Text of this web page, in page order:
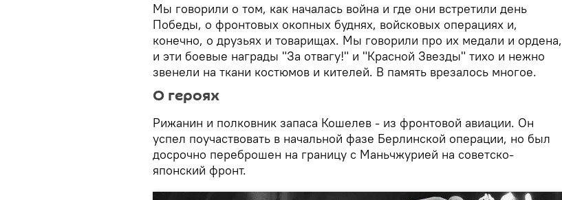
Мы говорили о том, как началась война и где они встретили день
Победы, о фронтовых окопных буднях, войсковых операциях и,
конечно, о друзьях и товарищах. Мы говорили про их медали и ордена,
и эти боевые награды "За отвагу!" и "Красной Звезды" тихо и нежно
звенели на ткани костюмов и кителей. В память врезалось многое.
О героях
Рижанин и полковник запаса Кошелев - из фронтовой авиации. Он
успел поучаствовать в начальной фазе Берлинской операции, но был
досрочно переброшен на границу с Маньчжурией на советско-
японский фронт.